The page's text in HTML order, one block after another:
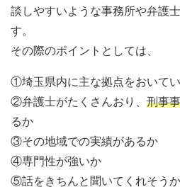
談しやすいような事務所や弁護
す。
その際のポイントとしては、
①埼玉県内に主な拠点をおいて
②弁護士がたくさんおり、 刑事
るか
③その地域での実績があるか
④専門性が強いか
⑤話をきちんと聞いてくれそうか